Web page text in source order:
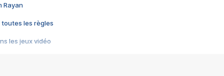
Rayan
toutes les règles
les jeux vidéo